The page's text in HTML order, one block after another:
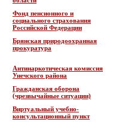
Фонд пенсионного и
социального страхования
Российской Федерации
Брянская природоохранная
прокуратура
Антинаркотическая комиссия
Унечского района
Гражданская оборона
(чрезвычайные ситуации)
Виртуальный учебно-
консультационный пункт